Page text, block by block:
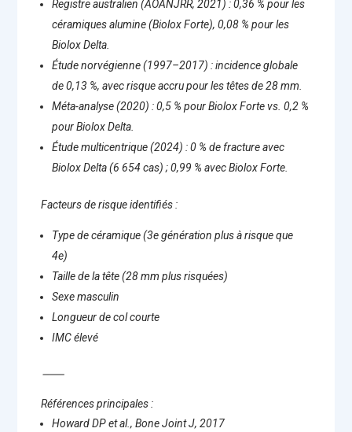
Registre australien (AOANJRR, 2021) : 0,36 % pour les
céramiques alumine (Biolox Forte), 0,08 % pour les
Biolox Delta.
Étude norvégienne (1997–2017) : incidence globale
de 0,13 %, avec risque accru pour les têtes de 28 mm.
Méta-analyse (2020) : 0,5 % pour Biolox Forte vs. 0,2 %
pour Biolox Delta.
Étude multicentrique (2024) : 0 % de fracture avec
Biolox Delta (6 654 cas) ; 0,99 % avec Biolox Forte.
Facteurs de risque identifiés :
Type de céramique (3e génération plus à risque que
4e)
Taille de la tête (28 mm plus risquées)
Sexe masculin
Longueur de col courte
IMC élevé
⸻
Références principales :
Howard DP et al., Bone Joint J, 2017